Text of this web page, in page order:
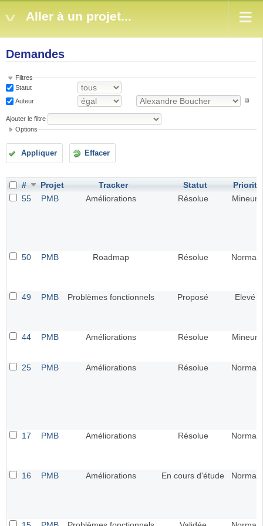
Aller à un projet...
Demandes
Filtres
Statut
Auteur
Ajouter le filtre
Options
Appliquer Effacer
# Projet Tracker Statut
Priorité
55
PMB Améliorations Résolue Mineur
50 PMB Roadmap Résolue Normal
49 PMB Problèmes fonctionnels Proposé Elevé
44 PMB Améliorations Résolue Mineur
25 PMB Améliorations Résolue Normal
17 PMB Améliorations Résolue Normal
16 PMB Améliorations En cours d'étude Normal